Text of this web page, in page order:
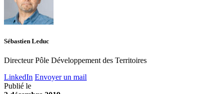
Sébastien Leduc
Directeur Pôle Développement des Territoires
LinkedIn Envoyer un mail
Publié le